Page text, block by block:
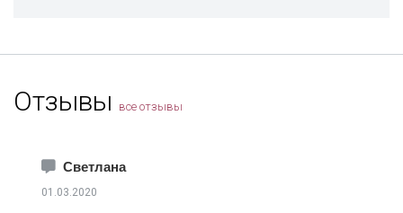
Отзывы все отзывы
Светлана
01.03.2020